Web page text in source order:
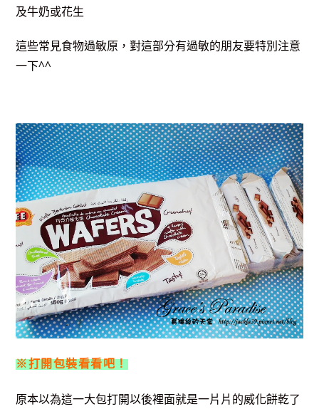
及牛奶或花生
這些常見食物過敏原，對這部分有過敏的朋友要特別注意
一下^^
※打開包裝看看吧！
原本以為這一大包打開以後裡面就是一片片的威化餅乾了